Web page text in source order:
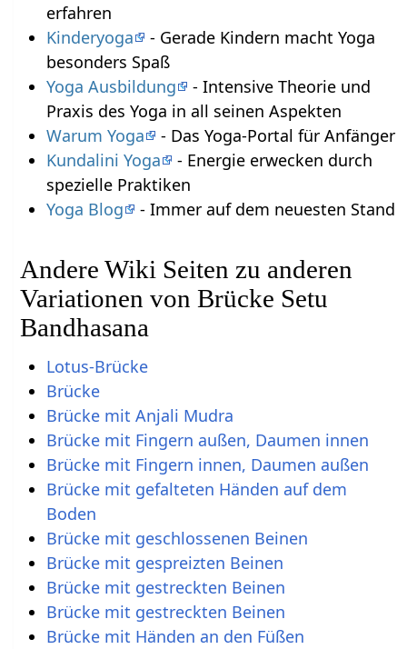
erfahren
Kinderyoga
- Gerade Kindern macht Yoga
besonders Spaß
Yoga Ausbildung
- Intensive Theorie und
Praxis des Yoga in all seinen Aspekten
Warum Yoga
- Das Yoga-Portal für Anfänger
Kundalini Yoga
- Energie erwecken durch
spezielle Praktiken
Yoga Blog
- Immer auf dem neuesten Stand
Andere Wiki Seiten zu anderen
Variationen von Brücke Setu
Bandhasana
Lotus-Brücke
Brücke
Brücke mit Anjali Mudra
Brücke mit Fingern außen, Daumen innen
Brücke mit Fingern innen, Daumen außen
Brücke mit gefalteten Händen auf dem
Boden
Brücke mit geschlossenen Beinen
Brücke mit gespreizten Beinen
Brücke mit gestreckten Beinen
Brücke mit gestreckten Beinen
Brücke mit Händen an den Füßen